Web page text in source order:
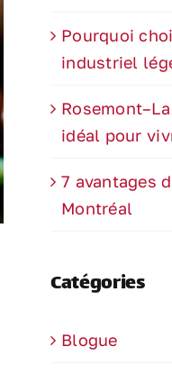
Pourquoi
industriel
idéal pour
7 avantages
Montréal
Catégories
Blogue